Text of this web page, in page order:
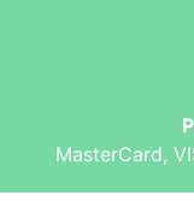
MasterCard,